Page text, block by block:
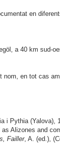
en
a 40 km sud-
nom, en tot cas
i Pythia (Yalova),
Alizones and
Failler, A. (ed.),